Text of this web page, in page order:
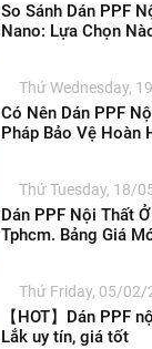
So Sánh Dán PPF
Nano: Lựa Chọn
Thứ Wednesday,
Có Nên Dán PPF
Pháp Bảo Vệ Hoàn
Thứ Tuesday, 18/
Dán PPF Nội Thất
Tphcm. Bảng Giá
Thứ Friday, 05/02/
【HOT】Dán PPF
Lắk uy tín, giá tốt